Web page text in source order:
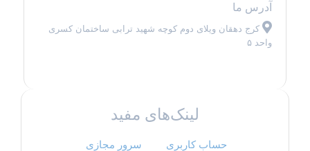
آدرس ما
کرج دهقان ویلای دوم کوچه شهید ترابی ساختمان کسری
واحد ۵
لینک‌های مفید
حساب کاربری
سرور مجازی